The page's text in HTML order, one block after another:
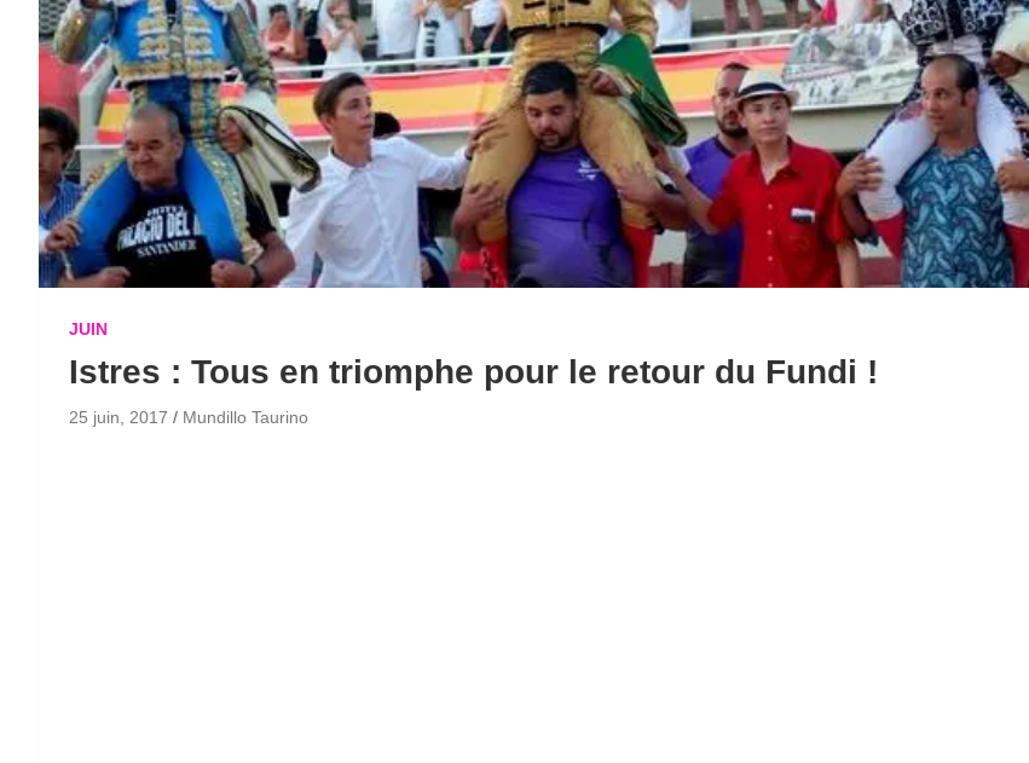
JUIN
Istres : Tous en triomphe pour le retour du Fundi !
25 juin, 2017 Mundillo Taurino